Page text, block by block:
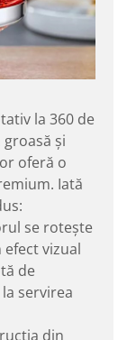
la 360 de
și
oferă o
Iată
se rotește
vizual
de
servirea
din